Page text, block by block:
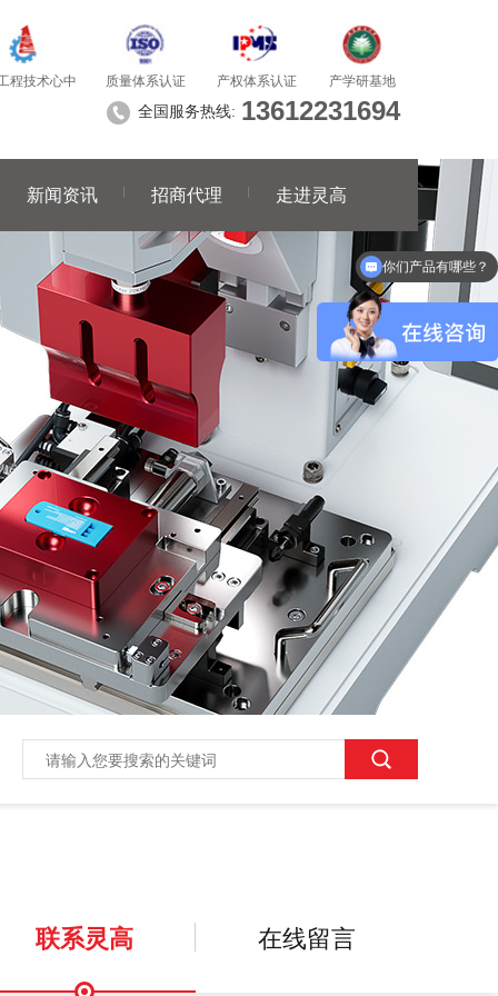
程技术心中 质量体系认证 产权体系认证 产学研基地
全国服务热线: 13612231694
新闻资讯 招商代理 走进灵高
联系灵高 在线留言
你们产品有哪些？